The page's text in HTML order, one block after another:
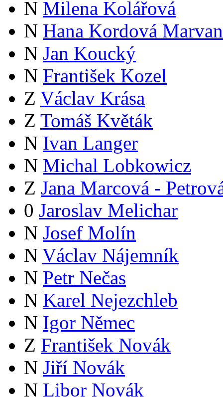
N Milena Kolářová
N Hana Kordová
N Jan Koucký
N František Kozel
Z Václav Krása
Z Tomáš Květák
N Ivan Langer
N Michal Lobkowicz
Z Jana Marcová -
0 Jaroslav Melichar
N Josef Molín
N Václav Nájemník
N Petr Nečas
N Karel Nejezchleb
N Igor Němec
Z František Novák
N Jiří Novák
N Libor Novák